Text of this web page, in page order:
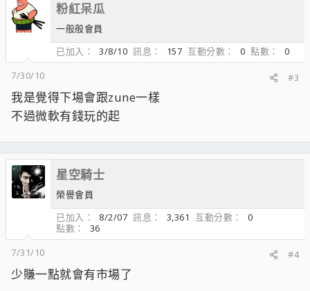
粉紅呆瓜
一般般會員
已加入
3/8/10 訊息 157 互動分數 0 點數
0
7/30/10
#3
我是覺得下場會跟zune一樣
不過微軟有錢玩的起
星空騎士
榮譽會員
已加入
8/2/07 訊息 3,361 互動分數
0
點數
36
7/31/10
#4
少賺一點就會有市場了